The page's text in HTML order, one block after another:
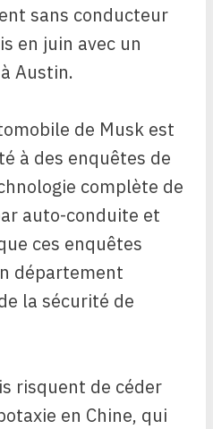
sans conducteur
en juin avec un
Austin.
de Musk est
à des enquêtes de
complète de
auto-conduite et
ces enquêtes
département
la sécurité de
risquent de céder
en Chine, qui